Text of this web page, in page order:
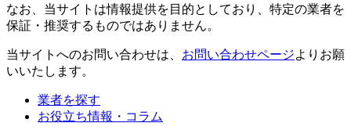
なお、当サイトは情報提供を目的としており、特定の業者を
保証・推奨するものではありません。
当サイトへのお問い合わせは、 お問い合わせページよりお願
いいたします。
業者を探す
お役立ち情報・コラム